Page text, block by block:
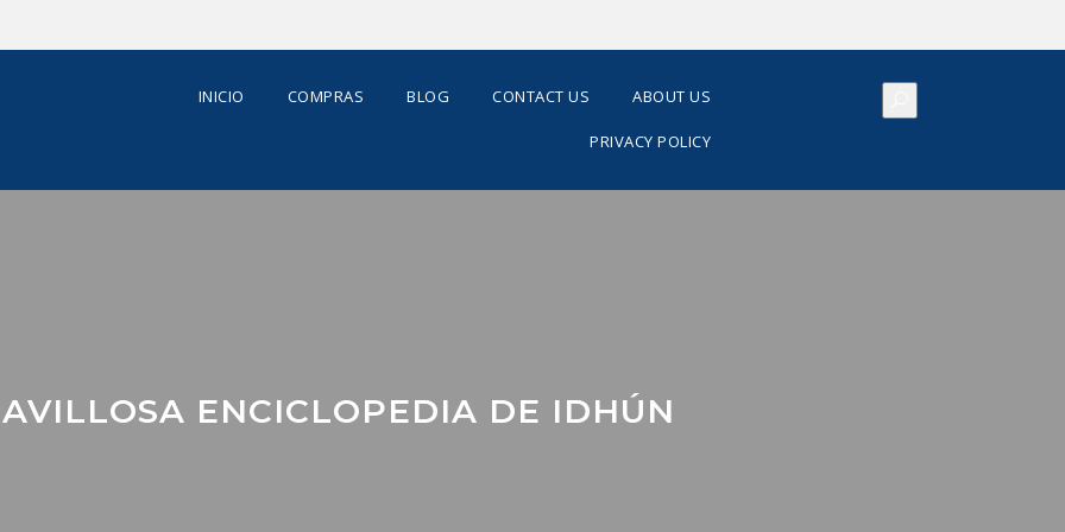
INICIO COMPRAS BLOG CONTACT US ABOUT US
PRIVACY POLICY
ENCICLOPEDIA DE IDHÚN